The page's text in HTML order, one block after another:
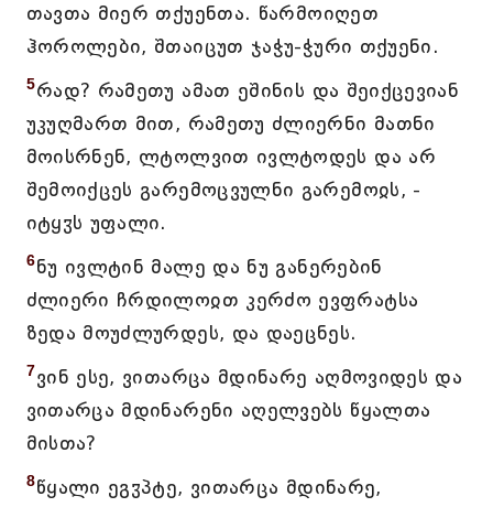
თავთა მიერ თქუენთა. წარმოიღეთ
ჰოროლები, შთაიცუთ ჯაჭუ-ჭური თქუენი.
5რად? რამეთუ ამათ ეშინის და შეიქცევიან
უკუღმართ მით, რამეთუ ძლიერნი მათნი
მოისრნენ, ლტოლვით ივლტოდეს და არ
შემოიქცეს გარემოცვულნი გარემოჲს, -
იტყჳს უფალი.
6ნუ ივლტინ მალე და ნუ განერებინ
ძლიერი ჩრდილოჲთ კერძო ევფრატსა
ზედა მოუძლურდეს, და დაეცნეს.
7ვინ ესე, ვითარცა მდინარე აღმოვიდეს და
ვითარცა მდინარენი აღელვებს წყალთა
მისთა?
8წყალი ეგჳპტე, ვითარცა მდინარე,